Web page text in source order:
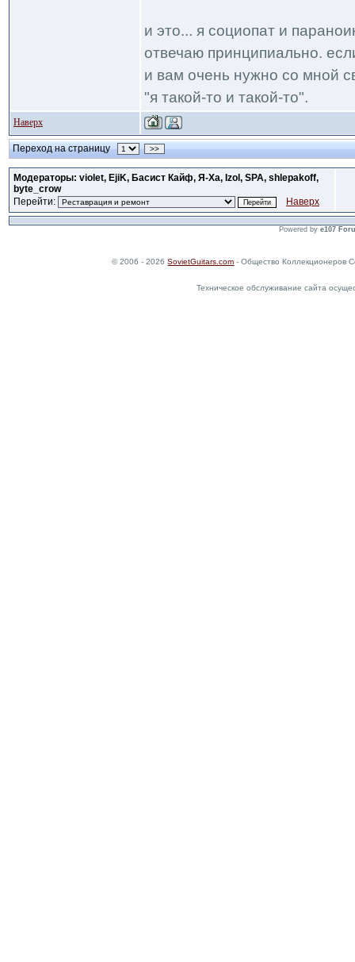
и это... я социопат и
отвечаю принципиально.
и вам очень нужно со мной
"я такой-то и такой-то".
Наверх
Переход на страницу >>
Модераторы: violet, EjiK, Басист Кайф, Я-Ха, Izol, SPA, shlepakoff,
byte_crow
Перейти:
Наверх
Powered bye107
© 2006 - 2026SovietGuitars.com - Общество Коллекционеров
Техническое обслуживание сайта